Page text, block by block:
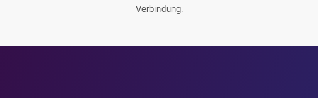
Verbindung.